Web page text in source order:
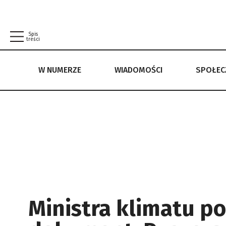
Spis
treści
W NUMERZE WIADOMOŚCI
W NUMERZE WIADOMOŚCI SPOŁECZEŃSTWO
Ministra klimatu